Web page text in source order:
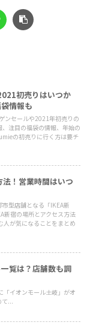
初売りはいつか
情報も
ンセールや2021年初売りの
注目の福袋の情報、年始の
の初売りに行く方は要チ
！営業時間はいつ
型店舗となる「IKEA新
新宿の場所とアクセス方法
人が気になることをまとめ
覧は？店舗数も調
イオンモール土岐」がオ
て...